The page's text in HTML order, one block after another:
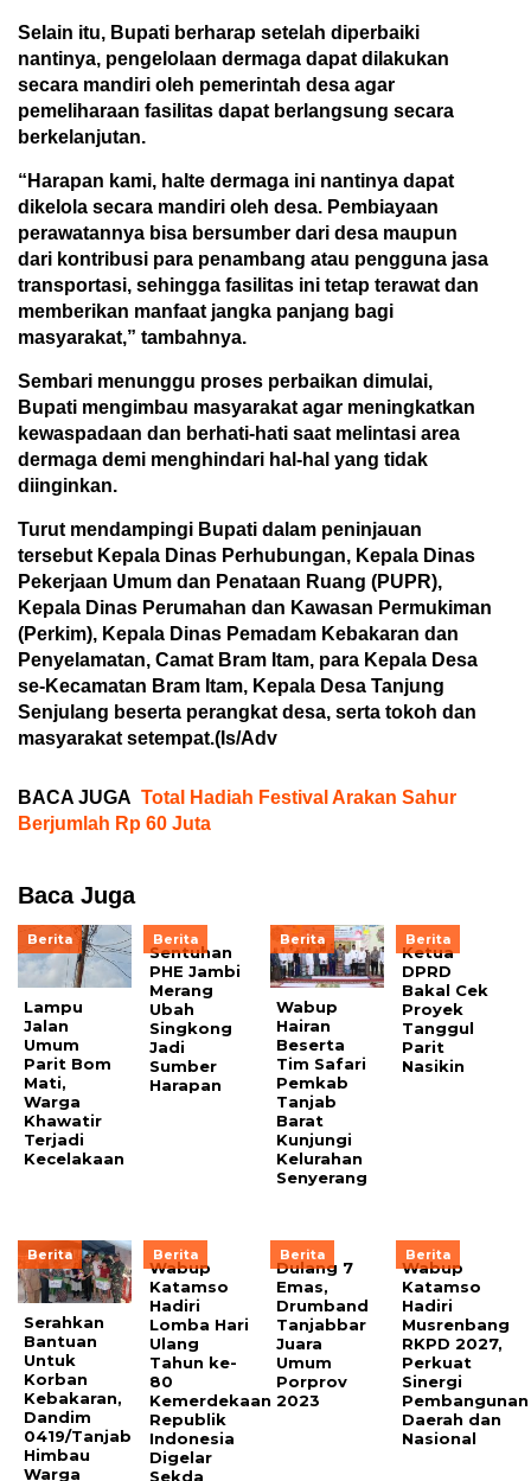
Selain itu, Bupati berharap setelah diperbaiki
nantinya, pengelolaan dermaga dapat dilakukan
secara mandiri oleh pemerintah desa agar
pemeliharaan fasilitas dapat berlangsung secara
berkelanjutan.
“Harapan kami, halte dermaga ini nantinya dapat
dikelola secara mandiri oleh desa. Pembiayaan
perawatannya bisa bersumber dari desa maupun
dari kontribusi para penambang atau pengguna jasa
transportasi, sehingga fasilitas ini tetap terawat dan
memberikan manfaat jangka panjang bagi
masyarakat,” tambahnya.
Sembari menunggu proses perbaikan dimulai,
Bupati mengimbau masyarakat agar meningkatkan
kewaspadaan dan berhati-hati saat melintasi area
dermaga demi menghindari hal-hal yang tidak
diinginkan.
Turut mendampingi Bupati dalam peninjauan
tersebut Kepala Dinas Perhubungan, Kepala Dinas
Pekerjaan Umum dan Penataan Ruang (PUPR),
Kepala Dinas Perumahan dan Kawasan Permukiman
(Perkim), Kepala Dinas Pemadam Kebakaran dan
Penyelamatan, Camat Bram Itam, para Kepala Desa
se-Kecamatan Bram Itam, Kepala Desa Tanjung
Senjulang beserta perangkat desa, serta tokoh dan
masyarakat setempat.(Is/Adv
BACA JUGA Total Hadiah Festival Arakan Sahur
Berjumlah Rp 60 Juta
Baca Juga
Berita
Lampu
Jalan
Umum
Parit Bom
Mati,
Warga
Khawatir
Terjadi
Kecelakaan
Berita
Sentuhan
PHE Jambi
Merang
Ubah
Singkong
Jadi
Sumber
Harapan
Berita
Wabup
Hairan
Beserta
Tim Safari
Pemkab
Tanjab
Barat
Kunjungi
Kelurahan
Senyerang
Berita
Ketua
DPRD
Bakal Cek
Proyek
Tanggul
Parit
Nasikin
Berita
Serahkan
Bantuan
Untuk
Korban
Kebakaran,
Dandim
0419/Tanjab
Himbau
Warga
Berita
Wabup
Katamso
Hadiri
Lomba Hari
Ulang
Tahun ke-
80
Kemerdekaan
Republik
Indonesia
Digelar
Sekda
Berita
Dulang 7
Emas,
Drumband
Tanjabbar
Juara
Umum
Porprov
2023
Berita
Wabup
Katamso
Hadiri
Musrenbang
RKPD 2027,
Perkuat
Sinergi
Pembangunan
Daerah dan
Nasional